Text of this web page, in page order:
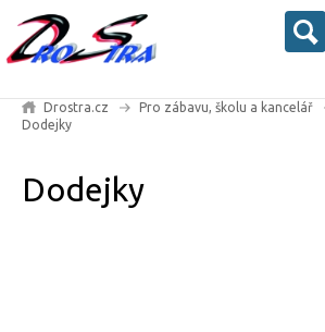
Drostra.cz Pro zábavu, školu a kancelář
Dodejky
Dodejky